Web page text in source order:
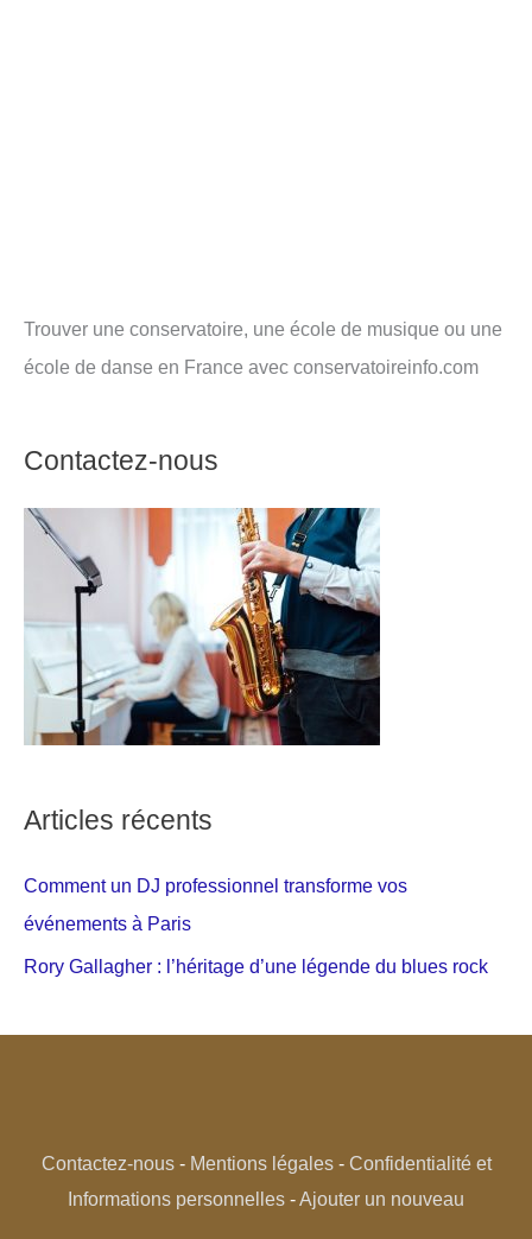
Trouver une conservatoire, une école de musique ou une
école de danse en France avec conservatoireinfo.com
Contactez-nous
Articles récents
Comment un DJ professionnel transforme vos
événements à Paris
Rory Gallagher : l’héritage d’une légende du blues rock
Contactez-nous- Mentions légales- Confidentialité et
Informations personnelles -Ajouter un nouveau